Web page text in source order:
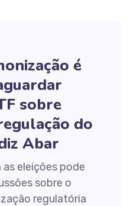
é
sobre
do
Abar
eleições pode
sobre o
regulatória